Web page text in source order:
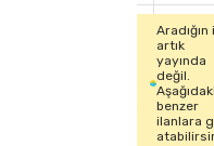
Aradığın
artık
yayında
değil.
benzer
ilanlara